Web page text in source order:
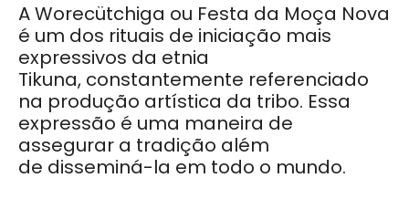
A Worecütchiga ou Festa da Moça Nova
é um dos rituais de iniciação mais
expressivos da etnia
Tikuna, constantemente referenciado
na produção artística da tribo. Essa
expressão é uma maneira de
assegurar a tradição além
de disseminá-la em todo o mundo.